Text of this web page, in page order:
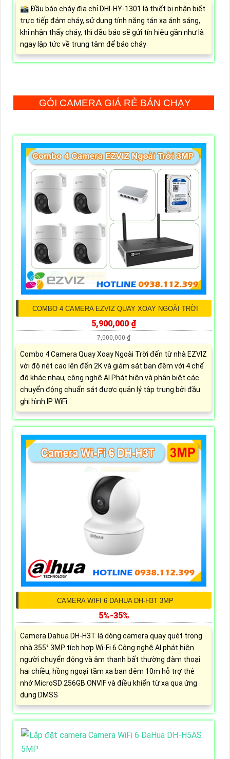
📸 Đầu báo cháy địa chỉ DHI-HY-1301 là thiết bị nhận biết
trực tiếp đám cháy, sử dụng tính năng tán xạ ánh sáng,
khi nhận thấy cháy, thì đầu báo sẽ gửi tín hiệu gần như là
ngay lập tức về trung tâm để báo cháy
GÓI CAMERA GIÁ RẺ BÁN CHẠY
COMBO 4 CAMERA EZVIZ QUAY XOAY NGOÀI TRỜI
5,900,000 ₫
7,000,000 ₫
Combo 4 Camera Quay Xoay Ngoài Trời đến từ nhà EZVIZ
với độ nét cao lên đến 2K và giám sát ban đêm với 4 chế
độ khác nhau, công nghệ AI Phát hiện và phân biệt các
chuyển động chuẩn sát được quản lý tập trung bởi đầu
ghi hình IP WiFi
CAMERA WIFI 6 DAHUA DH-H3T 3MP
5%-35%
Camera Dahua DH-H3T là dòng camera quay quét trong
nhà 355° 3MP tích hợp Wi-Fi 6 Công nghệ AI phát hiện
người chuyển động và âm thanh bất thường đàm thoại
hai chiều, hồng ngoại tầm xa ban đêm 10m hỗ trợ thẻ
nhớ MicroSD 256GB ONVIF và điều khiển từ xa qua ứng
dụng DMSS